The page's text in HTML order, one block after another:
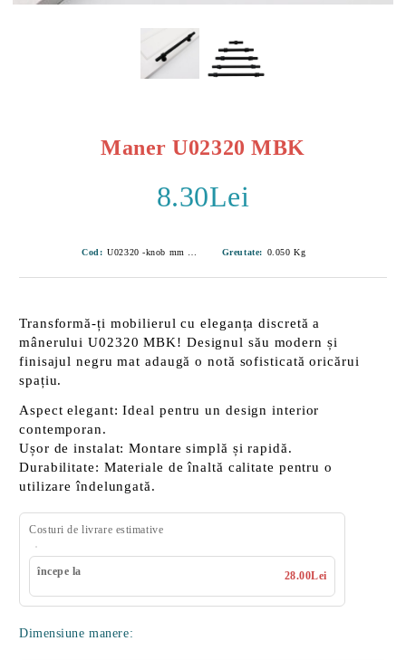
Maner U02320 MBK
8.30Lei
Cod: Greutate: 0.050 Kg
Transformă-ți mobilierul cu eleganța discretă a
mânerului U02320 MBK! Designul său modern și
finisajul negru mat adaugă o notă sofisticată oricărui
spațiu.
Aspect elegant: Ideal pentru un design interior
contemporan.
Ușor de instalat: Montare simplă și rapidă.
Durabilitate: Materiale de înaltă calitate pentru o
utilizare îndelungată.
Costuri de livrare estimative
începe la 28.00Lei
Dimensiune manere: